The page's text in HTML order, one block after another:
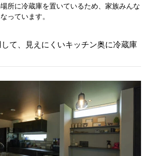
所に冷蔵庫を置いているため、家族みんな
っています。
て、見えにくいキッチン奥に冷蔵庫